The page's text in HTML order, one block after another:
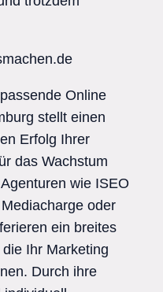
Online
stellt einen
Erfolg Ihrer
das Wachstum
wie ISEO
oder
ein breites
Ihr Marketing
Durch ihre